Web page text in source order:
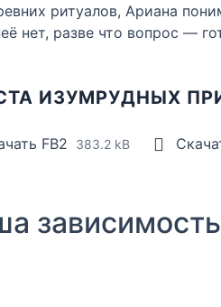
ритуалов, Ариана
разве что вопрос —
ИЗУМРУДНЫХ
FB2 383.2 kB